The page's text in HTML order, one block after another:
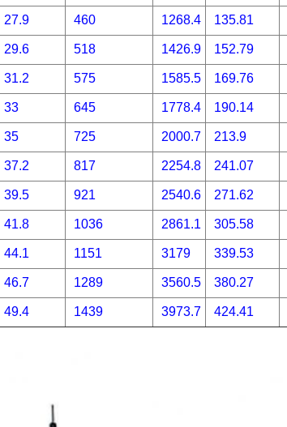
27.9 460 1268.4 135.81
29.6 518 1426.9 152.79
31.2 575 1585.5 169.76
33 645 1778.4 190.14
35 725 2000.7 213.9
37.2 817 2254.8 241.07
39.5 921 2540.6 271.62
41.8 1036 2861.1 305.58
44.1 1151 3179 339.53
46.7 1289 3560.5 380.27
49.4 1439 3973.7 424.41